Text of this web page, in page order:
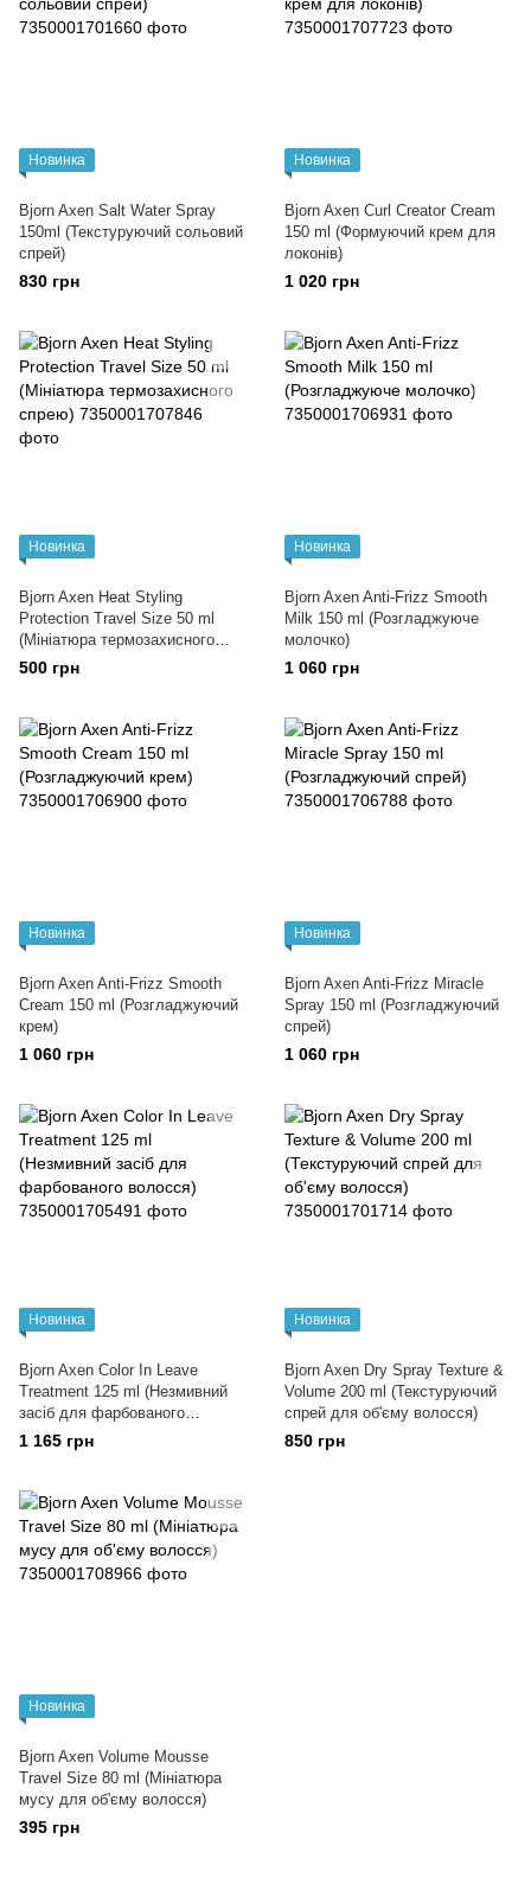
Новинка
Bjorn Axen Salt Water Spray
150ml (Текстуруючий сольовий
спрей)
830 грн
Новинка
Bjorn Axen Curl Creator Cream
150 ml (Формуючий крем для
локонів)
1 020 грн
Новинка
Bjorn Axen Heat Styling
Protection Travel Size 50 ml
(Мініатюра термозахисного
спрею)
500 грн
Новинка
Bjorn Axen Anti-Frizz Smooth
Milk 150 ml (Розгладжуюче
молочко)
1 060 грн
Новинка
Bjorn Axen Anti-Frizz Smooth
Cream 150 ml (Розгладжуючий
крем)
1 060 грн
Новинка
Bjorn Axen Anti-Frizz Miracle
Spray 150 ml (Розгладжуючий
спрей)
1 060 грн
Новинка
Bjorn Axen Color In Leave
Treatment 125 ml (Незмивний
засіб для фарбованого
волосся)
1 165 грн
Новинка
Bjorn Axen Dry Spray Texture &
Volume 200 ml (Текстуруючий
спрей для об'єму волосся)
850 грн
Новинка
Bjorn Axen Volume Mousse
Travel Size 80 ml (Мініатюра
мусу для об'єму волосся)
395 грн